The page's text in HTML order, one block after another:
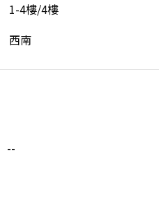
1-4樓/4樓
西南
--